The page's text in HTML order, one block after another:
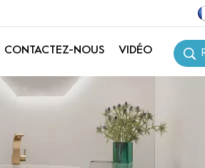
CONTACTEZ-NOUS VIDÉO